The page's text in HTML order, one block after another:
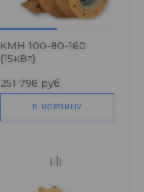
КМН 100-80-160
(15кВт)
251 798 руб.
В КОРЗИНУ